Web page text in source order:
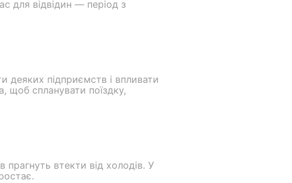
для відвідин — період з
деяких підприємств і впливати
щоб спланувати поїздку,
прагнуть втекти від холодів. У